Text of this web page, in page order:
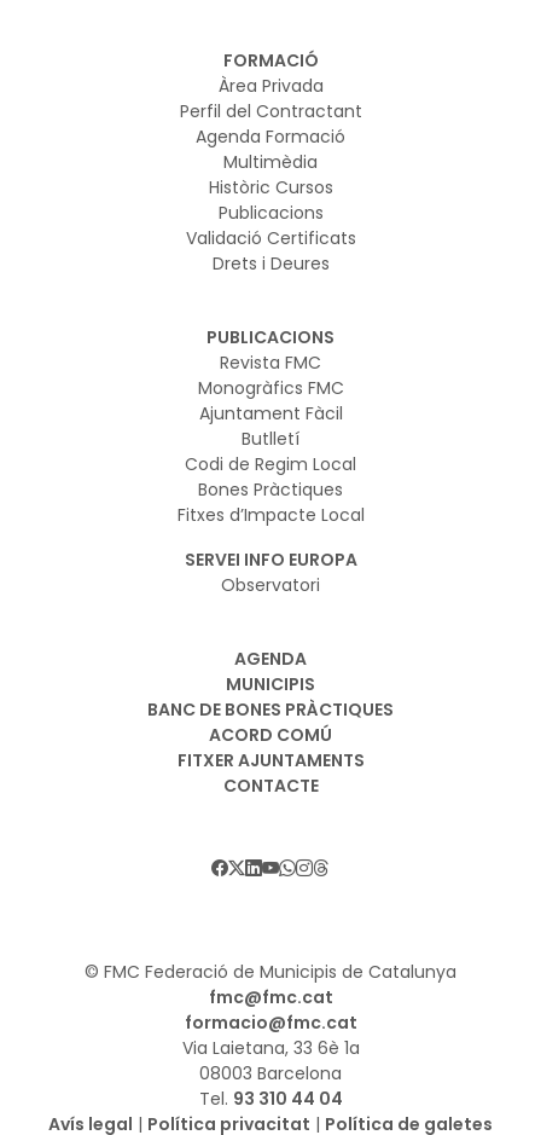
FORMACIÓ
Àrea Privada
Perfil del Contractant
Agenda Formació
Multimèdia
Històric Cursos
Publicacions
Validació Certificats
Drets i Deures
PUBLICACIONS
Revista FMC
Monogràfics FMC
Ajuntament Fàcil
Butlletí
Codi de Regim Local
Bones Pràctiques
Fitxes d’Impacte Local
SERVEI INFO EUROPA
Observatori
AGENDA
MUNICIPIS
BANC DE BONES PRÀCTIQUES
ACORD COMÚ
FITXER AJUNTAMENTS
CONTACTE
© FMC Federació de Municipis de Catalunya
fmc@fmc.cat
formacio@fmc.cat
Via Laietana, 33 6è 1a
08003 Barcelona
Tel. 93 310 44 04
Avís legal | Política privacitat | Política de galetes